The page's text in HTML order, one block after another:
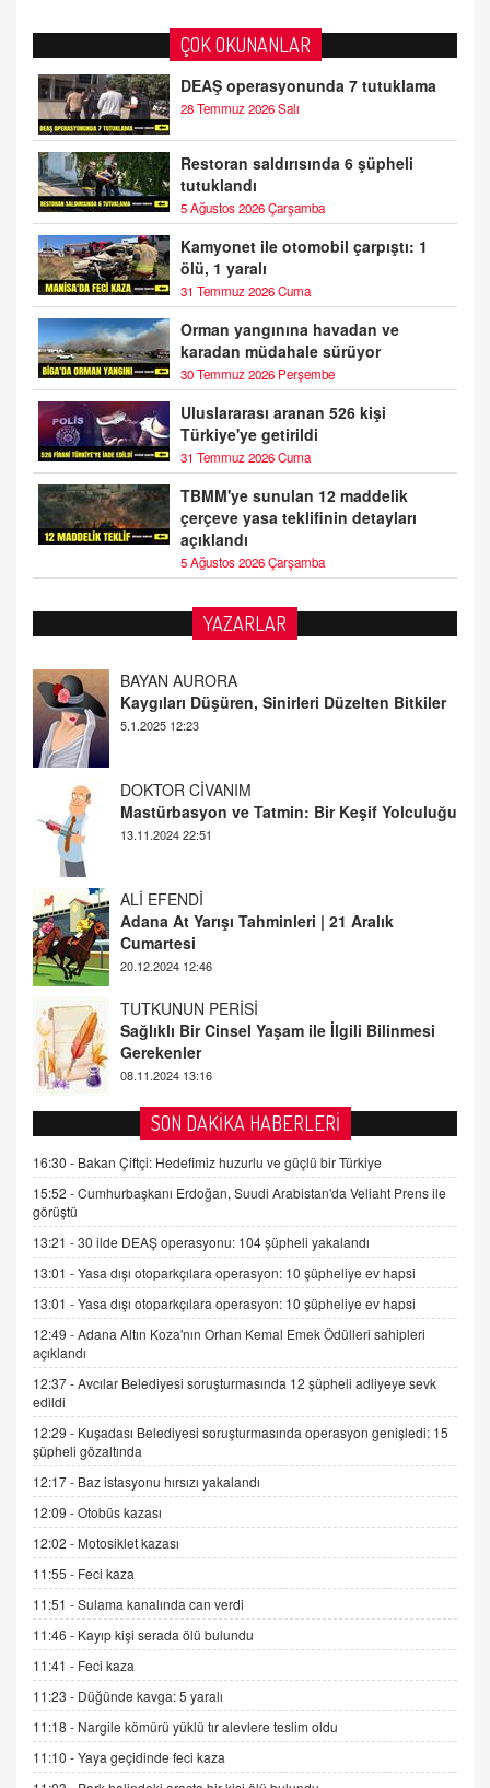
ÇOK OKUNANLAR
DEAŞ operasyonunda 7 tutuklama
28 Temmuz 2026 Salı
Restoran saldırısında 6 şüpheli
tutuklandı
5 Ağustos 2026 Çarşamba
Kamyonet ile otomobil çarpıştı: 1
ölü, 1 yaralı
31 Temmuz 2026 Cuma
Orman yangınına havadan ve
karadan müdahale sürüyor
30 Temmuz 2026 Perşembe
Uluslararası aranan 526 kişi
Türkiye'ye getirildi
31 Temmuz 2026 Cuma
TBMM'ye sunulan 12 maddelik
çerçeve yasa teklifinin detayları
açıklandı
5 Ağustos 2026 Çarşamba
YAZARLAR
BAYAN AURORA
Kaygıları Düşüren, Sinirleri Düzelten Bitkiler
5.1.2025 12:23
DOKTOR CİVANIM
Mastürbasyon ve Tatmin: Bir Keşif Yolculuğu
13.11.2024 22:51
ALİ EFENDİ
Adana At Yarışı Tahminleri | 21 Aralık
Cumartesi
20.12.2024 12:46
TUTKUNUN PERİSİ
Sağlıklı Bir Cinsel Yaşam ile İlgili Bilinmesi
Gerekenler
08.11.2024 13:16
FARUK ÖNALAN
Tezkere Onaylanmasaydı…
2 Kasım 2021 Salı 00:11
AV. DOĞAN CAN DOĞAN
Kişisel verilerin korunması ve dijital hukukun
gelişimi
15.09.2025 16:17
SEHER EREK
9.12.2025 10:11
İNCİ GÜL AKÖL
Trump Keşke Adana'yı da Ziyaret Etse...
06.07.2026 13:00
ADEM AKÖL
Esed Destekçilerinin Yüzüne Vurulan Şamar:
Sednaya
11.12.2024 12:30
DR. EKREM ASLAN
Gerçek Ne, Algı Ne? "Beraber Yürüyoruz"
Cümlesinin Peşinden
19.07.2025 12:45
GÖNÜL MENEKŞE
SON DAKİKA HABERLERİ
16:30 - Bakan Çiftçi: Hedefimiz huzurlu ve güçlü bir Türkiye
15:52 -Cumhurbaşkanı Erdoğan, Suudi Arabistan'da Veliaht Prens ile
görüştü
13:21 -30 ilde DEAŞ operasyonu: 104 şüpheli yakalandı
13:01 -Yasa dışı otoparkçılara operasyon: 10 şüpheliye ev hapsi
13:01 -Yasa dışı otoparkçılara operasyon: 10 şüpheliye ev hapsi
12:49 -Adana Altın Koza'nın Orhan Kemal Emek Ödülleri sahipleri
açıklandı
12:37 -Avcılar Belediyesi soruşturmasında 12 şüpheli adliyeye sevk
edildi
12:29 - Kuşadası Belediyesi soruşturmasında operasyon genişledi: 15
şüpheli gözaltında
12:17 - Baz istasyonu hırsızı yakalandı
12:09 -Otobüs kazası
12:02 - Motosiklet kazası
11:55 - Feci kaza
11:51 -Sulama kanalında can verdi
11:46 - Kayıp kişi serada ölü bulundu
11:41 - Feci kaza
11:23 - Düğünde kavga: 5 yaralı
11:18 - Nargile kömürü yüklü tır alevlere teslim oldu
11:10 -Yaya geçidinde feci kaza